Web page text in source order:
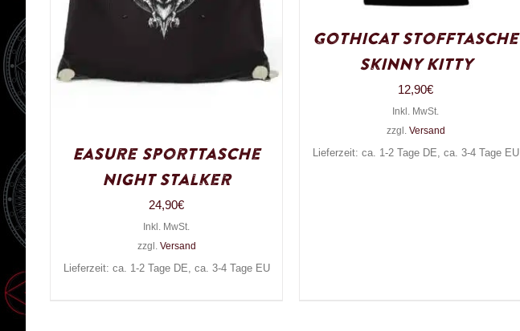
Easure Sporttasche
Night Stalker
24,90€
Inkl. MwSt.
zzgl. Versand
Lieferzeit: ca. 1-2 Tage DE, ca. 3-4 Tage EU
Gothicat Stofftasche
Skinny Kitty
12,90€
Inkl. MwSt.
zzgl. Versand
Lieferzeit: ca. 1-2 Tage DE, ca. 3-4 Tage EU